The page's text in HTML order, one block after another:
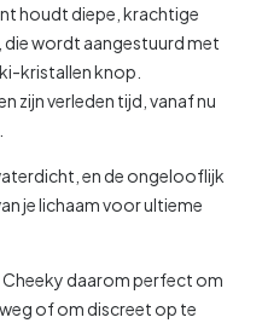
houdt diepe, krachtige
die wordt aangestuurd met
kristallen knop.
zijn verleden tijd, vanaf nu
en de ongelooflijk
je lichaam voor ultieme
Cheeky daarom perfect om
of om discreet op te